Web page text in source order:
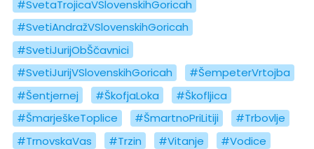
#SvetaTrojicaVSlovenskihGoricah
#SvetiAndražVSlovenskihGoricah
#SvetiJurijObŠčavnici
#SvetiJurijVSlovenskihGoricah
#ŠempeterVrtojba
#Šentjernej
#ŠkofjaLoka
#Škofljica
#ŠmarješkeToplice
#ŠmartnoPriLitiji
#Trbovlje
#TrnovskaVas
#Trzin #Vitanje
#Vodice